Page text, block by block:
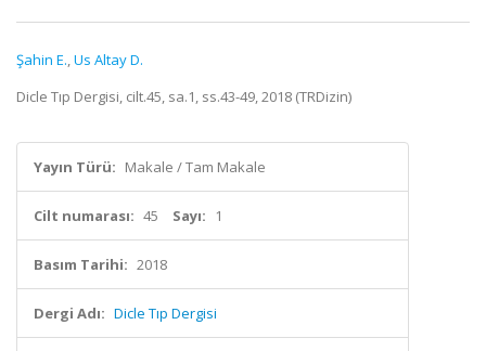
Şahin E.,Us Altay D.
Dicle Tıp Dergisi, cilt.45, sa.1, ss.43-49, 2018 (TRDizin)
Yayın Türü: Makale / Tam Makale
Cilt numarası: 45 Sayı: 1
Basım Tarihi: 2018
Dergi Adı: Dicle Tıp Dergisi